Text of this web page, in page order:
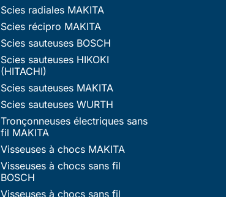
Scies radiales MAKITA
Scies récipro MAKITA
Scies sauteuses BOSCH
Scies sauteuses HIKOKI
(HITACHI)
Scies sauteuses MAKITA
Scies sauteuses WURTH
Tronçonneuses électriques sans
fil MAKITA
Visseuses à chocs MAKITA
Visseuses à chocs sans fil
BOSCH
Visseuses à chocs sans fil